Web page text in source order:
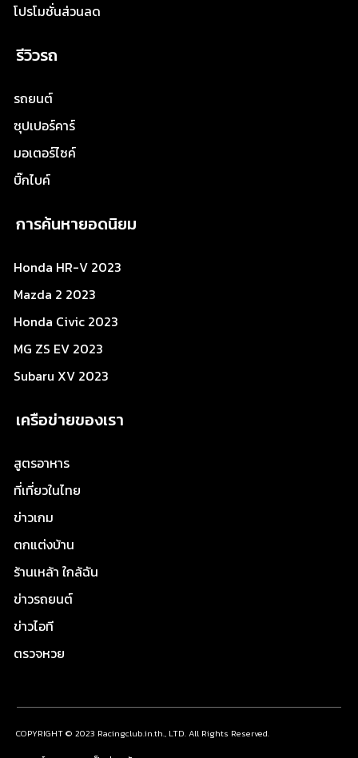
โปรโมชั่นส่วนลด
รีวิวรถ
รถยนต์
ซุปเปอร์คาร์
มอเตอร์ไซค์
บิ๊กไบค์
การค้นหายอดนิยม
Honda HR-V 2023
Mazda 2 2023
Honda Civic 2023
MG ZS EV 2023
Subaru XV 2023
เครือข่ายของเรา
สูตรอาหาร
ที่เที่ยวในไทย
ข่าวเกม
ตกแต่งบ้าน
ร้านเหล้า ใกล้ฉัน
ข่าวรถยนต์
ข่าวไอที
ตรวจหวย
COPYRIGHT © 2023 Racingclub.in.th., LTD. All Rights Reserved.